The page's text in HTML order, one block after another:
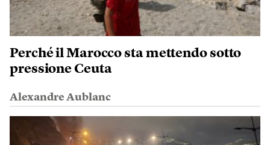
Perché il Marocco sta mettendo sotto
pressione Ceuta
Alexandre Aublanc